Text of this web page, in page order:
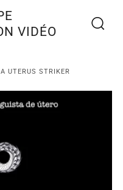
VIDÉO
UTERUS STRIKER